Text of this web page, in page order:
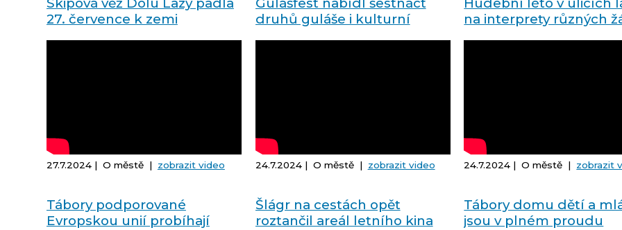
Skipová věž Dolu Lazy padla
27. července k zemi
27.7.2024 | O městě | zobrazit video
Gulášfest nabídl šestnáct
druhů guláše i kulturní
24.7.2024 | O městě | zobrazit video
Hudební léto v ulicích
na interprety různých
24.7.2024 | O městě | zobrazit
Tábory podporované
Evropskou unií probíhají
Šlágr na cestách opět
roztančil areál letního kina
Tábory domu dětí a
jsou v plném proudu